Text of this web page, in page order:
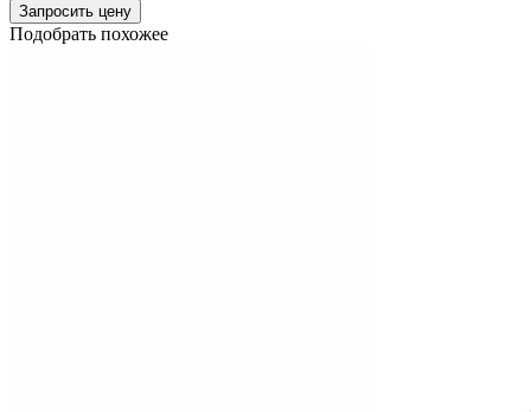
Запросить цену
Подобрать похожее